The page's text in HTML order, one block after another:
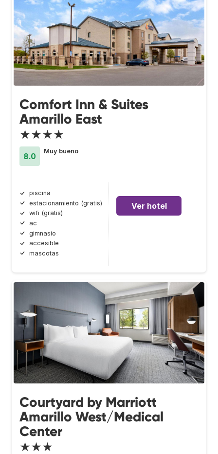
Comfort Inn & Suites
Amarillo East
★★★★
8.0
Muy bueno
piscina
estacionamiento (gratis)
wifi (gratis)
ac
gimnasio
accesible
mascotas
Ver hotel
Courtyard by Marriott
Amarillo West/Medical
Center
★★★